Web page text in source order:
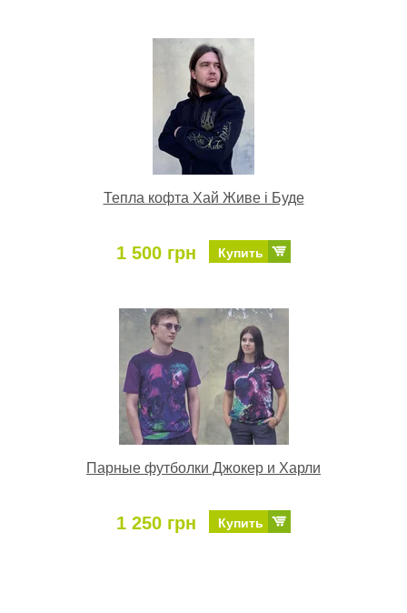
Тепла кофта Хай Живе і Буде
1 500 грн Купить
Парные футболки Джокер и Харли
1 250 грн Купить